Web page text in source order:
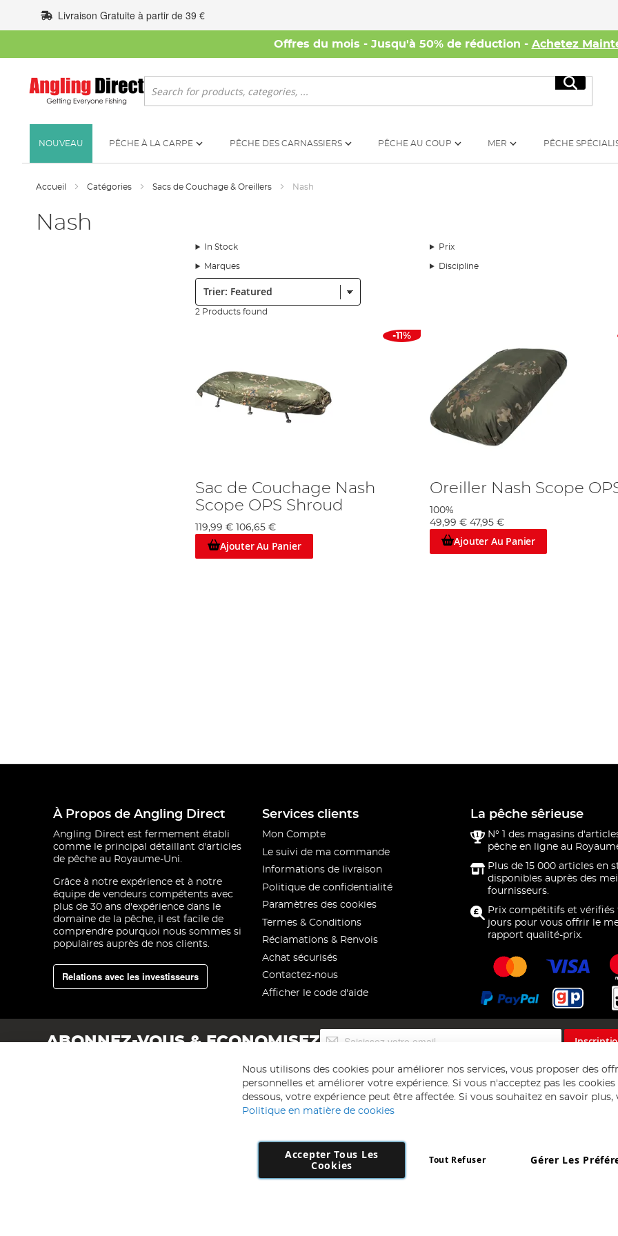
au
contenu
Livraison Gratuite à partir de 39 €
Offres du mois - Jusqu'à 50% de réduction - Achetez
Rechercher
NOUVEAU PÊCHE À LA CARPE PÊCHE DES CARNASSIERS PÊCHE AU COUP MER PÊCHE
Accueil Catégories Sacs de Couchage & Oreillers Nash
Nash
In Stock Prix
Marques Discipline
Trier:
2 Products found
-11%
Sac de Couchage Nash
Scope OPS Shroud
119,99 € 106,65 €
Ajouter Au Panier
Oreiller Nash Scope
100%
49,99 € 47,95 €
Ajouter Au Panier
À Propos de Angling Direct
Angling Direct est fermement établi
comme le principal détaillant d'articles
de pêche au Royaume-Uni.
Grâce à notre expérience et à notre
équipe de vendeurs compétents avec
plus de 30 ans d'expérience dans le
domaine de la pêche, il est facile de
comprendre pourquoi nous sommes si
populaires auprès de nos clients.
Relations avec les investisseurs
Services clients
Mon Compte
Le suivi de ma commande
Informations de livraison
Politique de confidentialité
Paramètres des cookies
Termes & Conditions
Réclamations & Renvois
Achat sécurisés
Contactez-nous
Afficher le code d'aide
La pêche sêrieuse
N° 1 des magasins
pêche en ligne au
Plus de 15 000 articles en
disponibles auprès des
fournisseurs.
Prix compétitifs et vérifiés
jours pour vous offrir le
rapport qualité-prix.
ABONNEZ-VOUS & ECONOMISEZ
lettre
d’information
:
Copyright 1997 - 2026AD NL B.V . Tous droits réservés.
Nous utilisons des cookies pour améliorer nos services, vous proposer des
personnelles et améliorer votre expérience. Si vous n'acceptez pas les
dessous, votre expérience peut être affectée. Si vous souhaitez en savoir plus,
Politique en matière de cookies
Accepter Tous Les
Cookies
Gérer Les
Tout Refuser